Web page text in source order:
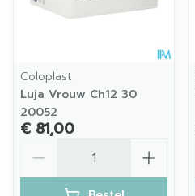
Coloplast
Luja Vrouw Ch12 30
20052
€ 81,00